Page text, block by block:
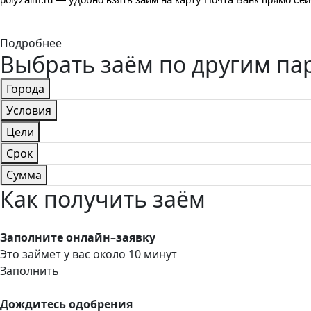
Подробнее
Выбрать заём по другим
Города
Условия
Цели
Срок
Сумма
Как получить заём
Заполните онлайн–заявку
Это займет у вас около 10 минут
Заполнить
Дождитесь одобрения